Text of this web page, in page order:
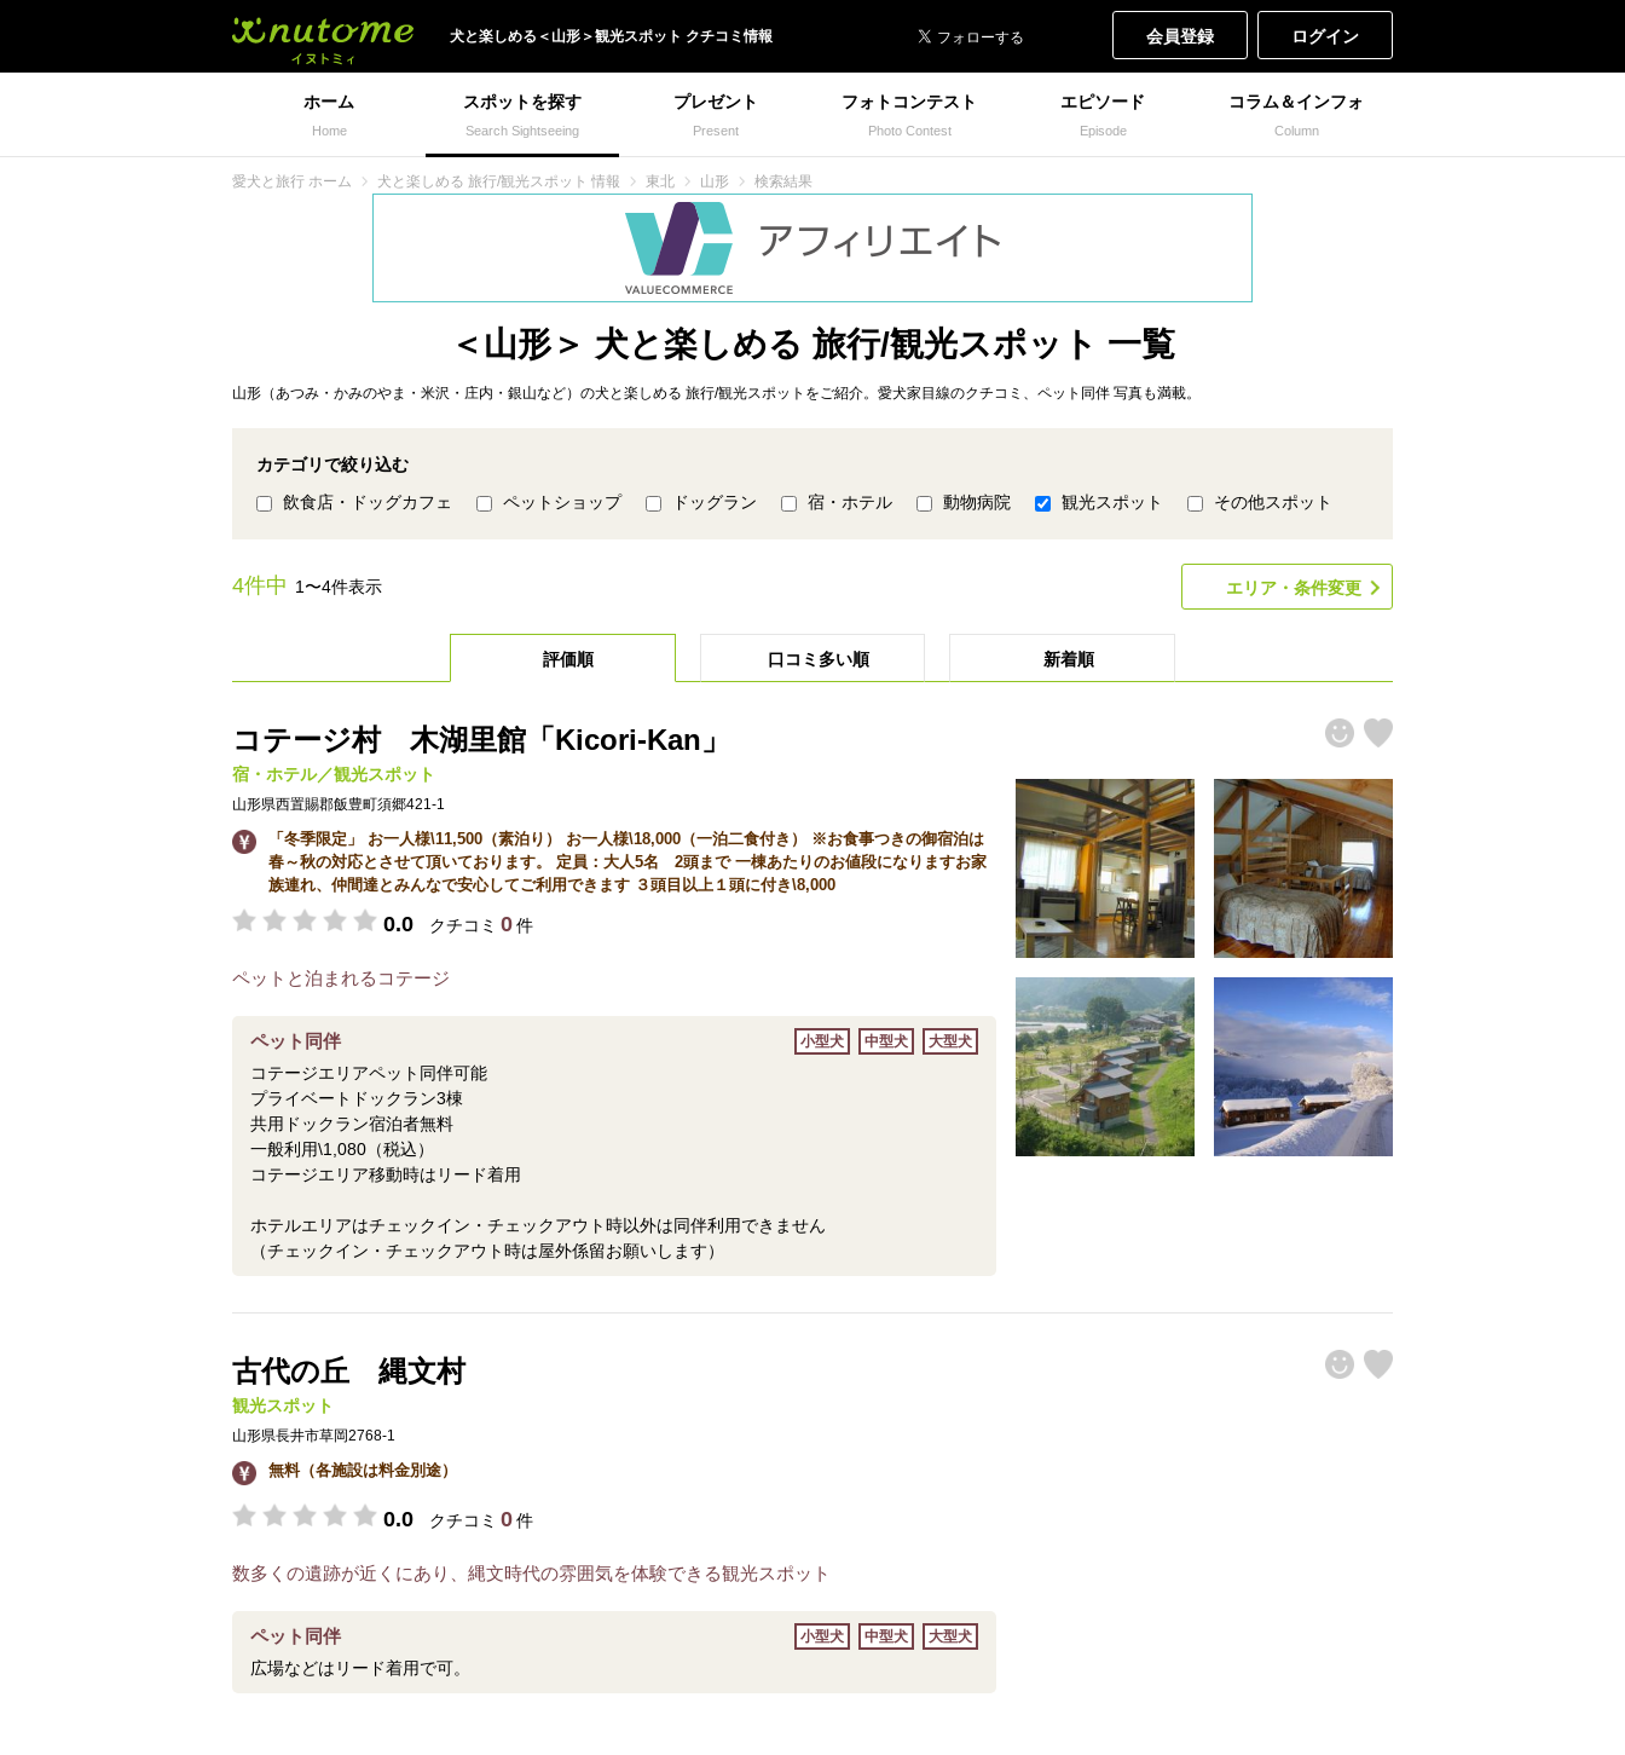
犬と楽しめる ＜ 山形 ＞観光スポット クチコミ情報 会員登録 ログイン
ホーム
Home
スポットを探す
Search Sightseeing
プレゼント
Present
フォトコンテスト
Photo Contest
エピソード
Episode
コラム＆インフォ
Column
愛犬と旅行 ホーム 犬と楽しめる 旅行/観光スポット 情報 東北 山形 検索結果
＜山形＞ 犬と楽しめる 旅行/観光スポット 一覧
山形（あつみ・かみのやま・米沢・庄内・銀山など）の犬と楽しめる 旅行/観光スポットをご紹介。愛犬家目線のクチコミ、ペット同伴 写真も満載。
カテゴリで絞り込む
飲食店・ドッグカフェ
ペットショップ ドッグラン 宿・ホテル 動物病院 観光スポット その他スポット
4件中 1〜4件表示 エリア・条件変更
評価順 口コミ多い順 新着順
コテージ村 木湖里館「Kicori-Kan」
宿・ホテル／観光スポット
山形県西置賜郡飯豊町須郷421-1
「冬季限定」 お一人様\11,500（素泊り） お一人様\18,000（一泊二食付き） ※お食事つきの御宿泊は
春～秋の対応とさせて頂いております。 定員：大人5名 2頭まで 一棟あたりのお値段になりますお家
族連れ、仲間達とみんなで安心してご利用できます ３頭目以上１頭に付き\8,000
0.0 クチコミ 0件
ペットと泊まれるコテージ
ペット同伴
コテージエリアペット同伴可能
プライベートドックラン3棟
共用ドックラン宿泊者無料
一般利用\1,080（税込）
コテージエリア移動時はリード着用
ホテルエリアはチェックイン・チェックアウト時以外は同伴利用できません
（チェックイン・チェックアウト時は屋外係留お願いします）
小型犬 中型犬 大型犬
古代の丘 縄文村
観光スポット
山形県長井市草岡2768-1
無料（各施設は料金別途）
0.0 クチコミ 0件
数多くの遺跡が近くにあり、縄文時代の雰囲気を体験できる観光スポット
ペット同伴
広場などはリード着用で可。
小型犬 中型犬 大型犬